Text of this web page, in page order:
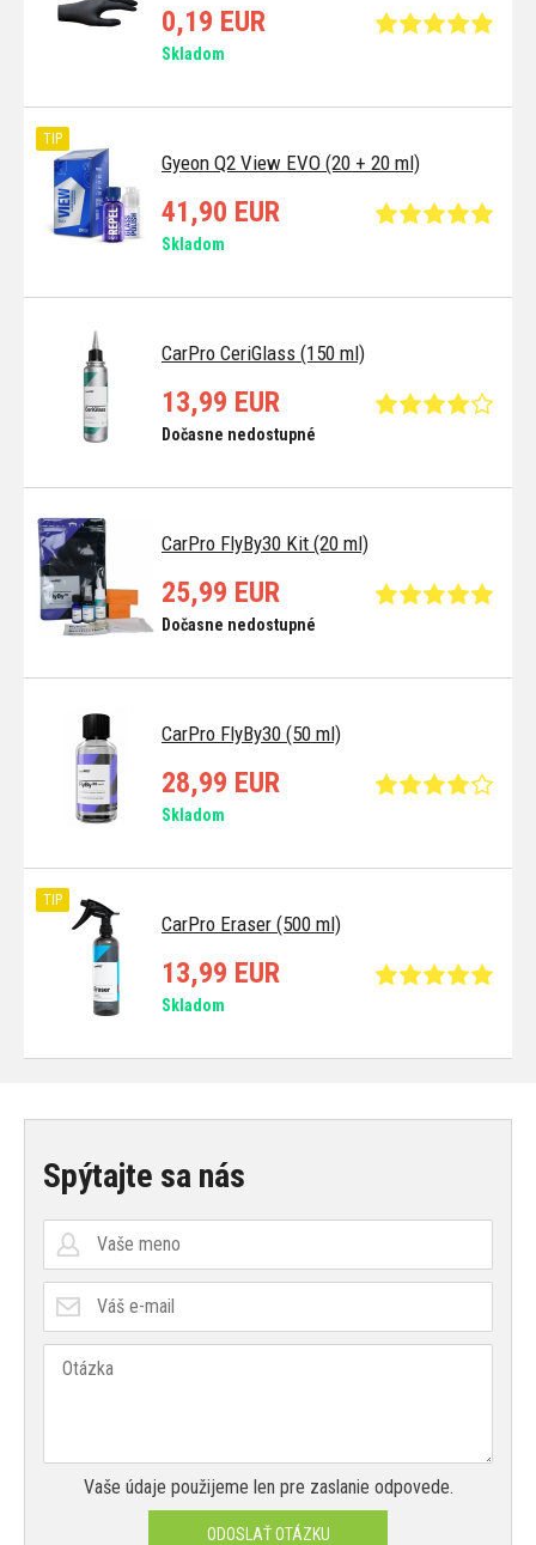
0,19 EUR
Skladom
Gyeon Q2 View EVO (20 + 20 ml)
TIP
41,90 EUR
Skladom
CarPro CeriGlass (150 ml)
13,99 EUR
Dočasne nedostupné
CarPro FlyBy30 Kit (20 ml)
25,99 EUR
Dočasne nedostupné
CarPro FlyBy30 (50 ml)
28,99 EUR
Skladom
CarPro Eraser (500 ml)
TIP
13,99 EUR
Skladom
Spýtajte sa nás
Vaše údaje použijeme len pre zaslanie odpovede.
ODOSLAŤ OTÁZKU